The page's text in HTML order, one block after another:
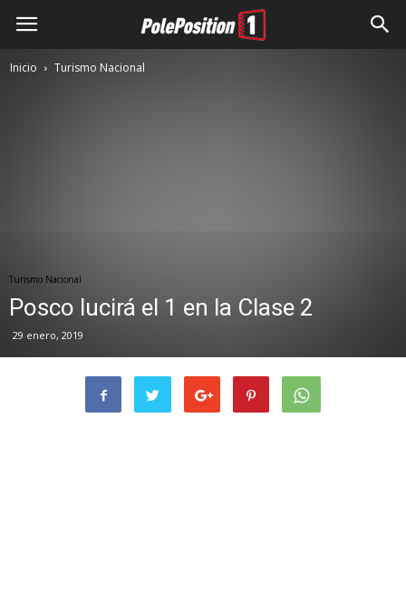
Inicio Turismo Nacional
Turismo Nacional
Posco lucirá el 1 en la Clase 2
29 enero, 2019